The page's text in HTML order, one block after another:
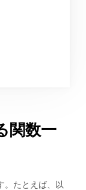
関数一
。たとえば、以